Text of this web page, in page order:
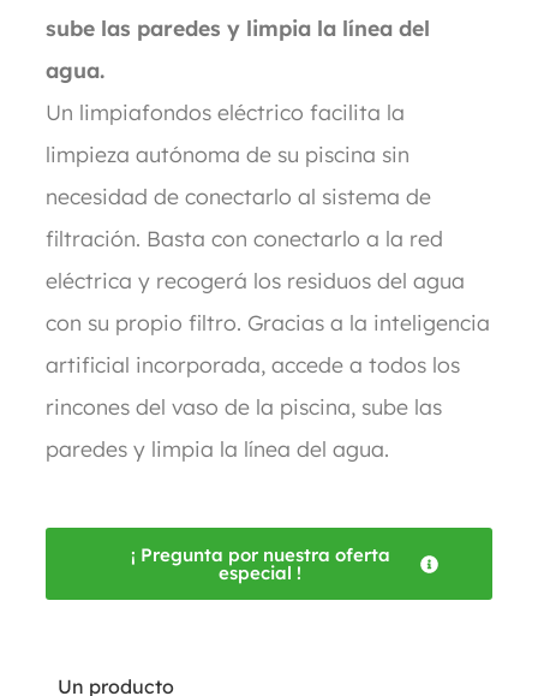
sube las paredes y limpia la línea del
agua.
Un limpiafondos eléctrico facilita la
limpieza autónoma de su piscina sin
necesidad de conectarlo al sistema de
filtración. Basta con conectarlo a la red
eléctrica y recogerá los residuos del agua
con su propio filtro. Gracias a la inteligencia
artificial incorporada, accede a todos los
rincones del vaso de la piscina, sube las
paredes y limpia la línea del agua.
¡ Pregunta por nuestra oferta
especial !
Un producto